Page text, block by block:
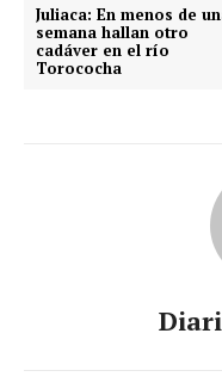
Juliaca: En menos de
semana hallan otro
cadáver en el río
Torococha